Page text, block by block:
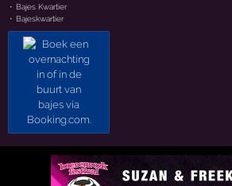
Bajes Kwartier
Bajeskwartier